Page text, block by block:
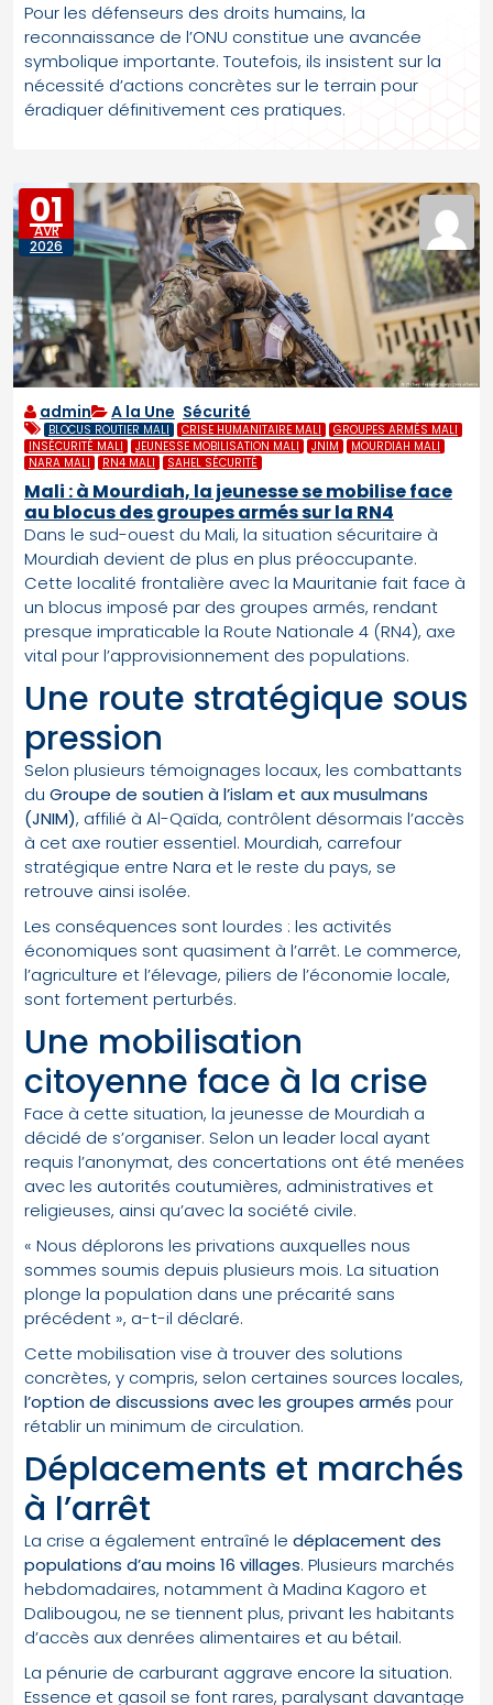
Pour les défenseurs des droits humains, la
reconnaissance de l’ONU constitue une avancée
symbolique importante. Toutefois, ils insistent sur la
nécessité d’actions concrètes sur le terrain pour
éradiquer définitivement ces pratiques.
01
AVR
2026
admin A la Une Sécurité
BLOCUS ROUTIER MALI CRISE HUMANITAIRE MALI
GROUPES ARMÉS MALI
INSÉCURITÉ MALI
JEUNESSE MOBILISATION MALI JNIM
MOURDIAH MALI
NARA MALI
RN4 MALI SAHEL SÉCURITÉ
Mali : à Mourdiah, la jeunesse se mobilise face
au blocus des groupes armés sur la RN4
Dans le sud-ouest du Mali, la situation sécuritaire à
Mourdiah devient de plus en plus préoccupante.
Cette localité frontalière avec la Mauritanie fait face à
un blocus imposé par des groupes armés, rendant
presque impraticable la Route Nationale 4 (RN4), axe
vital pour l’approvisionnement des populations.
Une route stratégique sous
pression
Selon plusieurs témoignages locaux, les combattants
du Groupe de soutien à l’islam et aux musulmans
(JNIM), affilié à Al-Qaïda, contrôlent désormais l’accès
à cet axe routier essentiel. Mourdiah, carrefour
stratégique entre Nara et le reste du pays, se
retrouve ainsi isolée.
Les conséquences sont lourdes : les activités
économiques sont quasiment à l’arrêt. Le commerce,
l’agriculture et l’élevage, piliers de l’économie locale,
sont fortement perturbés.
Une mobilisation
citoyenne face à la crise
Face à cette situation, la jeunesse de Mourdiah a
décidé de s’organiser. Selon un leader local ayant
requis l’anonymat, des concertations ont été menées
avec les autorités coutumières, administratives et
religieuses, ainsi qu’avec la société civile.
« Nous déplorons les privations auxquelles nous
sommes soumis depuis plusieurs mois. La situation
plonge la population dans une précarité sans
précédent », a-t-il déclaré.
Cette mobilisation vise à trouver des solutions
concrètes, y compris, selon certaines sources locales,
l’option de discussions avec les groupes armés pour
rétablir un minimum de circulation.
Déplacements et marchés
à l’arrêt
La crise a également entraîné le déplacement des
populations d’au moins 16 villages. Plusieurs marchés
hebdomadaires, notamment à Madina Kagoro et
Dalibougou, ne se tiennent plus, privant les habitants
d’accès aux denrées alimentaires et au bétail.
La pénurie de carburant aggrave encore la situation.
Essence et gasoil se font rares, paralysant davantage